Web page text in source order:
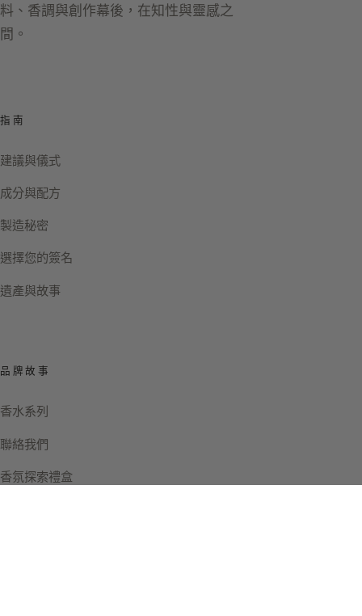
料、香調與創作幕後，在知性與靈感之
間。
指南
建議與儀式
成分與配方
製造秘密
選擇您的簽名
遺產與故事
品牌故事
香水系列
聯絡我們
香氛探索禮盒